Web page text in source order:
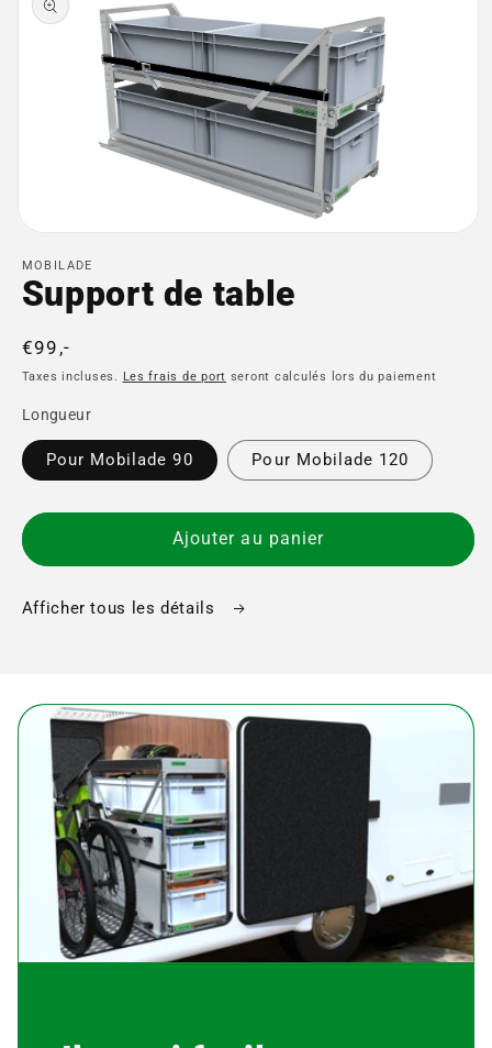
produit
média
1
dans
fenêtre
modale
MOBILADE
Support de table
Prix
normal
€99,-
Taxes incluses. Les frais de port seront calculés lors du paiement
Longueur
Pour Mobilade 90 Pour Mobilade 120
Ajouter au panier
Afficher tous les détails